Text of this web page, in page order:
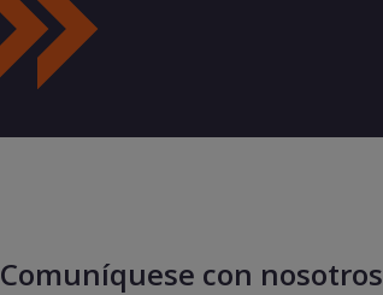
Comuníquese con nosotros